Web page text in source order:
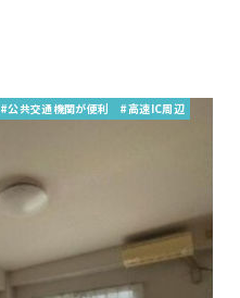
#公共交通機関が便利 #高速IC周辺